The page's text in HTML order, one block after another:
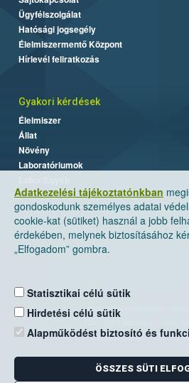
Adatkezelési tájékoztatónkban
gondoskodunk személyes adatai
cookie-kat (sütiket) használ a jobb
érdekében, melynek biztosításához
„Elfogadom” gombra.
Statisztikai célú sütik
Hirdetési célú sütik
Alapműködést biztosító és
ÖSSZES SÜTI
Ügyfélszolgálat
Hatósági jogsegély
Élelmiszermentő Központ
Hírlevél feliratkozás
Gyakori kérdések
Élelmiszer
Állat
Növény
Laboratóriumok
Nemzeti Élelmiszerlánc-
Levelezési cím: 1525
E-mail: